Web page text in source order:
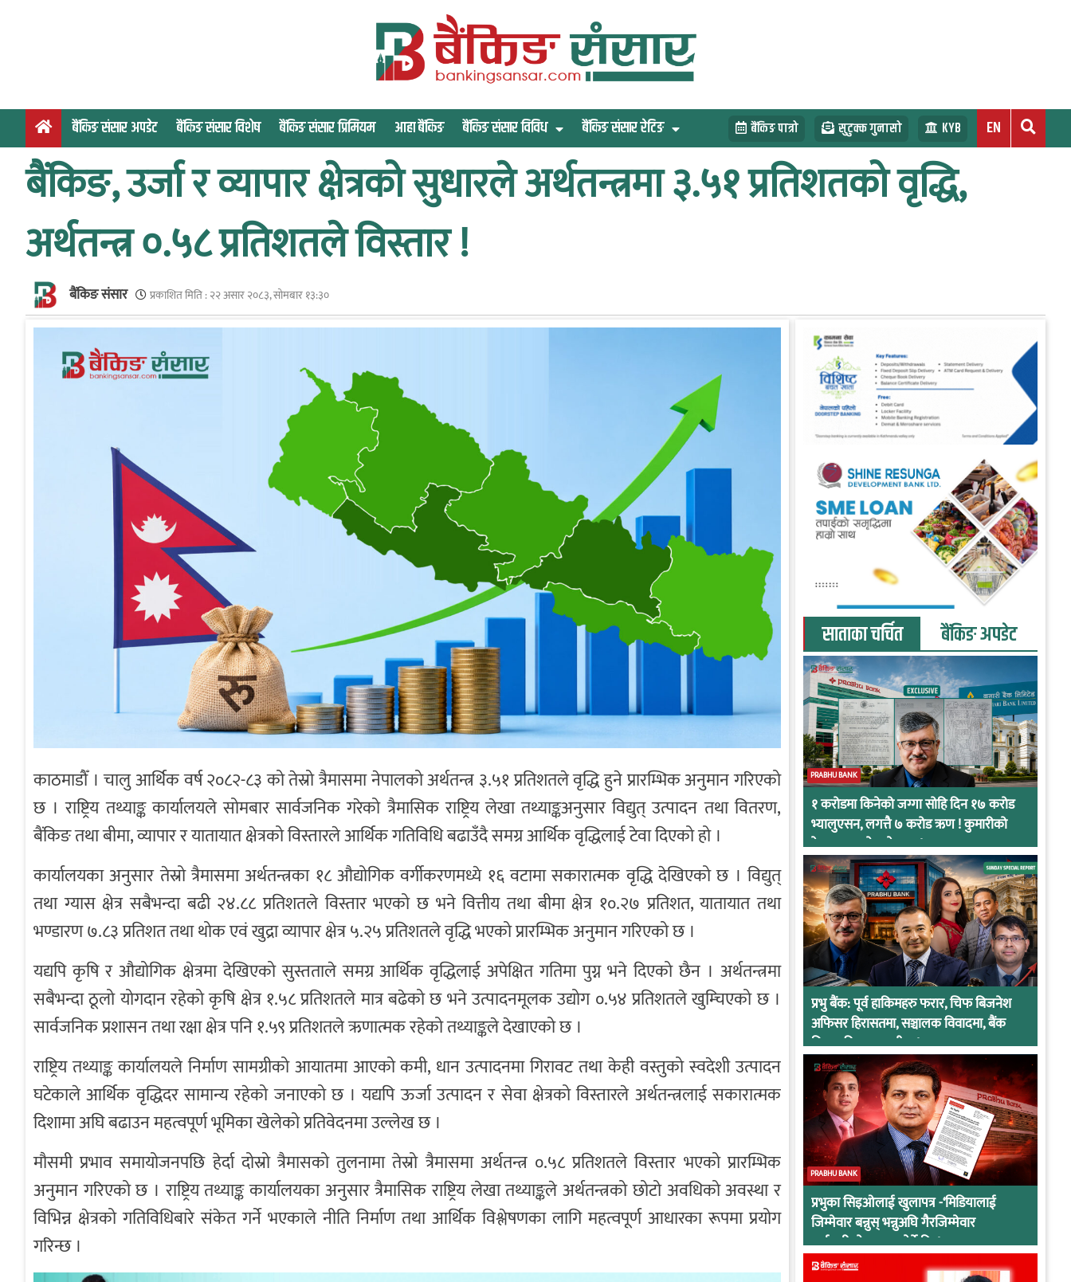
o
बैंकिङ संसार अपडेट बैंकिङ संसार विशेष बैंकिङ संसार प्रिमियम आहा बैंकिङ बैंकिङ संसार विविध बैंकिङ संसार रेटिङ बैंकिङ पात्रो सुटुक्क गुनासो KYB EN
बैंकिङ, उर्जा र व्यापार क्षेत्रको सुधारले अर्थतन्त्रमा ३.५१ प्रतिशतको वृद्धि,
अर्थतन्त्र ०.५८ प्रतिशतले विस्तार !
बैंकिङ संसार प्रकाशित मिति :२२ असार २०८३, सोमबार १३:३०
काठमाडौँ । चालु आर्थिक वर्ष २०८२-८३ को तेस्रो त्रैमासमा नेपालको अर्थतन्त्र ३.५१ प्रतिशतले वृद्धि हुने प्रारम्भिक अनुमान गरिएको
छ । राष्ट्रिय तथ्याङ्क कार्यालयले सोमबार सार्वजनिक गरेको त्रैमासिक राष्ट्रिय लेखा तथ्याङ्कअनुसार विद्युत् उत्पादन तथा वितरण,
बैंकिङ तथा बीमा, व्यापार र यातायात क्षेत्रको विस्तारले आर्थिक गतिविधि बढाउँदै समग्र आर्थिक वृद्धिलाई टेवा दिएको हो ।
कार्यालयका अनुसार तेस्रो त्रैमासमा अर्थतन्त्रका १८ औद्योगिक वर्गीकरणमध्ये १६ वटामा सकारात्मक वृद्धि देखिएको छ । विद्युत्
तथा ग्यास क्षेत्र सबैभन्दा बढी २४.८८ प्रतिशतले विस्तार भएको छ भने वित्तीय तथा बीमा क्षेत्र १०.२७ प्रतिशत, यातायात तथा
भण्डारण ७.८३ प्रतिशत तथा थोक एवं खुद्रा व्यापार क्षेत्र ५.२५ प्रतिशतले वृद्धि भएको प्रारम्भिक अनुमान गरिएको छ ।
यद्यपि कृषि र औद्योगिक क्षेत्रमा देखिएको सुस्तताले समग्र आर्थिक वृद्धिलाई अपेक्षित गतिमा पुग्न भने दिएको छैन । अर्थतन्त्रमा
सबैभन्दा ठूलो योगदान रहेको कृषि क्षेत्र १.५८ प्रतिशतले मात्र बढेको छ भने उत्पादनमूलक उद्योग ०.५४ प्रतिशतले खुम्चिएको छ ।
सार्वजनिक प्रशासन तथा रक्षा क्षेत्र पनि १.५९ प्रतिशतले ऋणात्मक रहेको तथ्याङ्कले देखाएको छ ।
राष्ट्रिय तथ्याङ्क कार्यालयले निर्माण सामग्रीको आयातमा आएको कमी, धान उत्पादनमा गिरावट तथा केही वस्तुको स्वदेशी उत्पादन
घटेकाले आर्थिक वृद्धिदर सामान्य रहेको जनाएको छ । यद्यपि ऊर्जा उत्पादन र सेवा क्षेत्रको विस्तारले अर्थतन्त्रलाई सकारात्मक
दिशामा अघि बढाउन महत्वपूर्ण भूमिका खेलेको प्रतिवेदनमा उल्लेख छ ।
मौसमी प्रभाव समायोजनपछि हेर्दा दोस्रो त्रैमासको तुलनामा तेस्रो त्रैमासमा अर्थतन्त्र ०.५८ प्रतिशतले विस्तार भएको प्रारम्भिक
अनुमान गरिएको छ । राष्ट्रिय तथ्याङ्क कार्यालयका अनुसार त्रैमासिक राष्ट्रिय लेखा तथ्याङ्कले अर्थतन्त्रको छोटो अवधिको अवस्था र
विभिन्न क्षेत्रको गतिविधिबारे संकेत गर्ने भएकाले नीति निर्माण तथा आर्थिक विश्लेषणका लागि महत्वपूर्ण आधारका रूपमा प्रयोग
गरिन्छ ।
साताका चर्चित बैंकिङ अपडेट
PRABHU BANK
१ करोडमा किनेको जग्गा सोहि दिन १७ करोड
भ्यालुएसन, लगत्तै ७ करोड ऋण ! कुमारीको
केसमा प्रभुको कनेक्सन !
प्रभु बैंक: पूर्व हाकिमहरु फरार, चिफ बिजनेश
अफिसर हिरासतमा, सञ्चालक विवादमा, बैंक
नियामकीय कारवाहीमा !
PRABHU BANK
प्रभुका सिइओलाई खुलापत्र -‘मिडियालाई
जिम्मेवार बन्नुस् भन्नुअघि गैरजिम्मेवार
कर्मचारीको व्यवहार हेर्ने कि !